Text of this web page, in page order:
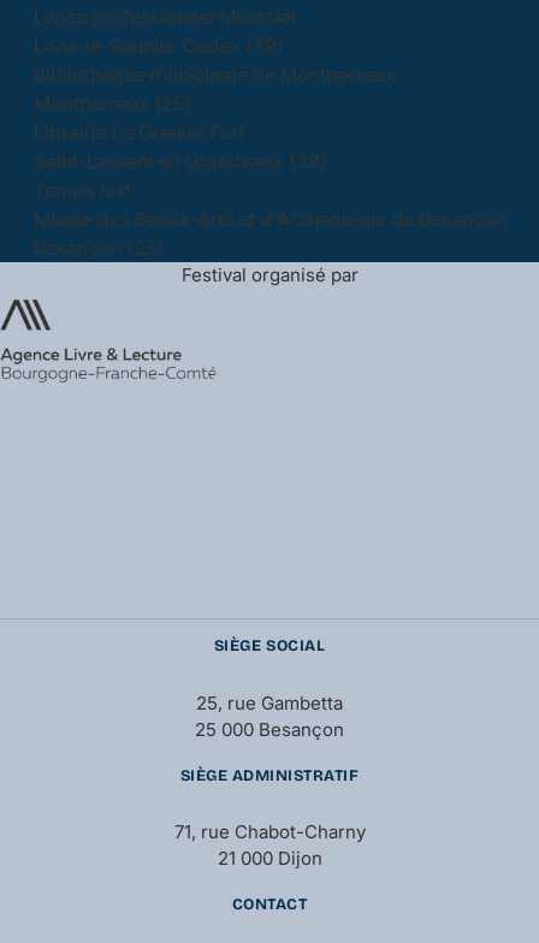
Lycée professionnel Montciel
Lons-le-Saunier Cedex (39)
Bibliothèque municipale de Montperreux
Montperreux (25)
Librairie Le Grenier Fort
Saint-Laurent en Grandvaux (39)
Temps fort
Musée des Beaux-Arts et d'Archéologie de Besançon
Besançon (25)
Festival organisé par
SIÈGE SOCIAL
25, rue Gambetta
25 000 Besançon
SIÈGE ADMINISTRATIF
71, rue Chabot-Charny
21 000 Dijon
CONTACT